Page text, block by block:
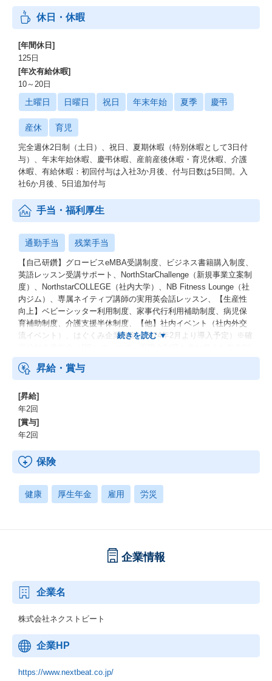
休日・休暇
[年間休日]
125日
[年次有給休暇]
10～20日
土曜日 日曜日 祝日 年末年始 夏季 慶弔
産休 育児
完全週休2日制（土日）、祝日、夏期休暇（特別休暇として3日付
与）、年末年始休暇、慶弔休暇、産前産後休暇・育児休暇、介護
休暇、有給休暇：初回付与は入社3か月後、付与日数は5日間。入
社6か月後、5日追加付与
手当・福利厚生
通勤手当 残業手当
【自己研鑽】グロービスeMBA受講制度、ビジネス書籍購入制度、
英語レッスン受講サポート、NorthStarChallenge（新規事業立案制
度）、NorthstarCOLLEGE（社内大学）、NB Fitness Lounge（社
内ジム）、専属ネイティブ講師の実用英会話レッスン、【生産性
向上】ベビーシッター利用制度、家事代行利用補助制度、病児保
育補助制度、介護支援半休制度、【他】社内イベント（社内外交
流イベント）、はぐくみ企業年金（2024年2月より導入予定）※確
度です。
昇給・賞与
[昇給]
年2回
[賞与]
年2回
保険
健康 厚生年金 雇用 労災
企業情報
企業名
株式会社ネクストビート
企業HP
https://www.nextbeat.co.jp/